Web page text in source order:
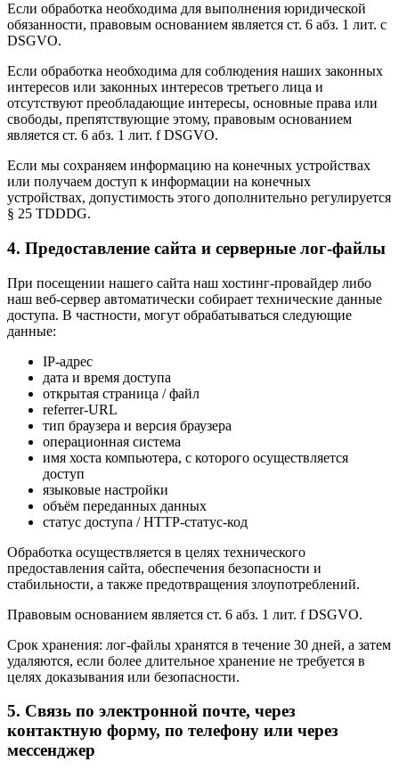
Если обработка необходима для выполнения юридической
обязанности, правовым основанием является ст. 6 абз. 1 лит. c
DSGVO.
Если обработка необходима для соблюдения наших законных
интересов или законных интересов третьего лица и
отсутствуют преобладающие интересы, основные права или
свободы, препятствующие этому, правовым основанием
является ст. 6 абз. 1 лит. f DSGVO.
Если мы сохраняем информацию на конечных устройствах
или получаем доступ к информации на конечных
устройствах, допустимость этого дополнительно регулируется
§ 25 TDDDG.
4. Предоставление сайта и серверные лог-файлы
При посещении нашего сайта наш хостинг-провайдер либо
наш веб-сервер автоматически собирает технические данные
доступа. В частности, могут обрабатываться следующие
данные:
IP-адрес
дата и время доступа
открытая страница / файл
referrer-URL
тип браузера и версия браузера
операционная система
имя хоста компьютера, с которого осуществляется
доступ
языковые настройки
объём переданных данных
статус доступа / HTTP-статус-код
Обработка осуществляется в целях технического
предоставления сайта, обеспечения безопасности и
стабильности, а также предотвращения злоупотреблений.
Правовым основанием является ст. 6 абз. 1 лит. f DSGVO.
Срок хранения: лог-файлы хранятся в течение 30 дней, а затем
удаляются, если более длительное хранение не требуется в
целях доказывания или безопасности.
5. Связь по электронной почте, через
контактную форму, по телефону или через
мессенджер